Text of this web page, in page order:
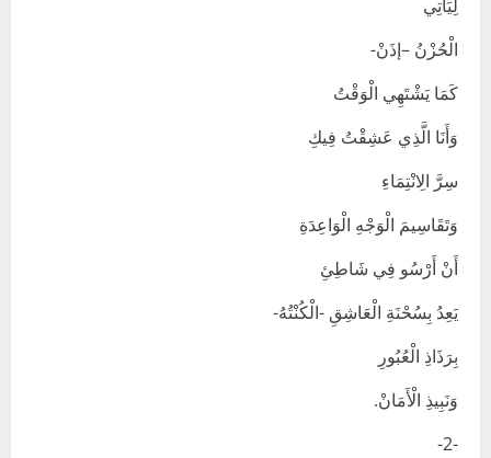
لِيَأْتِي
الْحُزْنُ –إذَنْ-
كَمَا يَشْتَهِي الْوَقْتُ
وَأَنَا الَّذِي عَشِقْتُ فِيكِ
سِرَّ الِانْتِمَاءِ
وَتَقَاسِيمَ الْوَجْهِ الْوَاعِدَةِ
أَنْ أَرْسُو فِي شَاطِئِ
يَعِدُ بِسُحْنَةِ الْعَاشِقِ -الْكُنْتُهُ-
بِرَذَاذِ الْعُبُورِ
وَنَبِيذِ الْأَمَانْ.
-2-